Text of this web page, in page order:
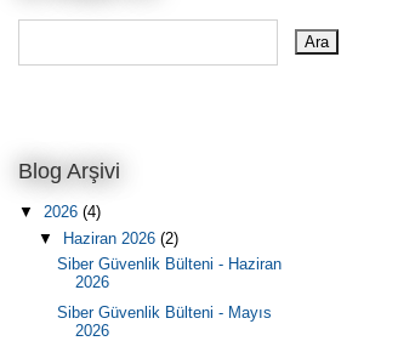
Blog Arşivi
▼ 2026 (4)
▼
Haziran 2026 (2)
Siber Güvenlik Bülteni - Haziran
2026
Siber Güvenlik Bülteni - Mayıs
2026